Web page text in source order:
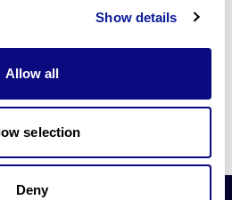
Show details
Allow all
selection
Deny
한 여러 기술의 개발과 도입에 힘쓰고 있습니
을 위한 쓰리빌리언의 기술에 대해 알아보